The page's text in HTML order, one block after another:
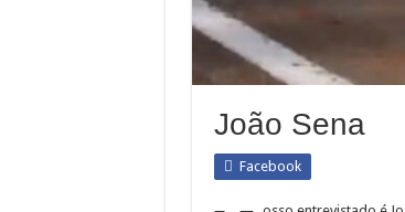
João Sena
Facebook